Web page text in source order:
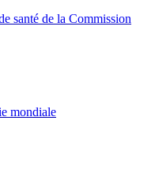
santé de la Commission
mondiale